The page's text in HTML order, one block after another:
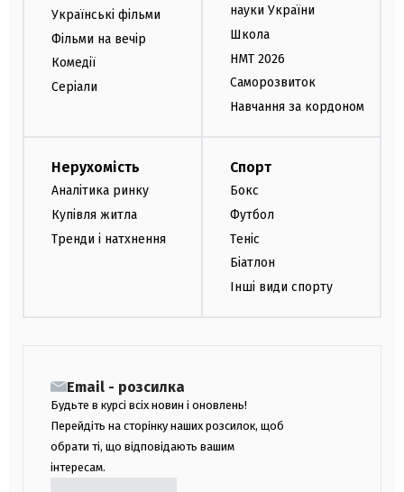
Українські фільми
Фільми на вечір
Комедії
Серіали
науки України
Школа
НМТ 2026
Саморозвиток
Навчання за кордоном
Нерухомість
Аналітика ринку
Купівля житла
Тренди і натхнення
Спорт
Бокс
Футбол
Теніс
Біатлон
Інші види спорту
Email - розсилка
Будьте в курсі всіх новин і оновлень!
Перейдіть на сторінку наших розсилок, щоб
обрати ті, що відповідають вашим
інтересам.